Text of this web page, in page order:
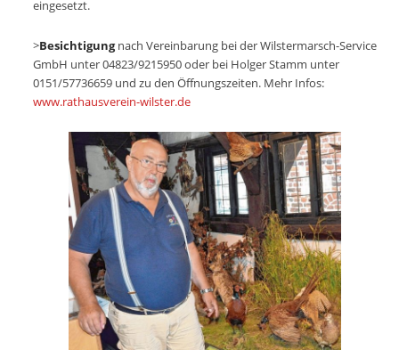
eingesetzt.
>Besichtigungnach Vereinbarung bei der Wilstermarsch-Service
GmbH unter 04823/9215950 oder bei Holger Stamm unter
0151/57736659 und zu den Öffnungszeiten. Mehr Infos:
www.rathausverein-wilster.de